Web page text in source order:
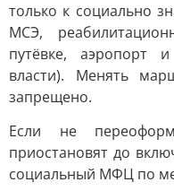
только к социально
МСЭ,
путёвке, аэропорт
власти). Менять
запрещено.
Если не
приостановят до
социальный МФЦ по